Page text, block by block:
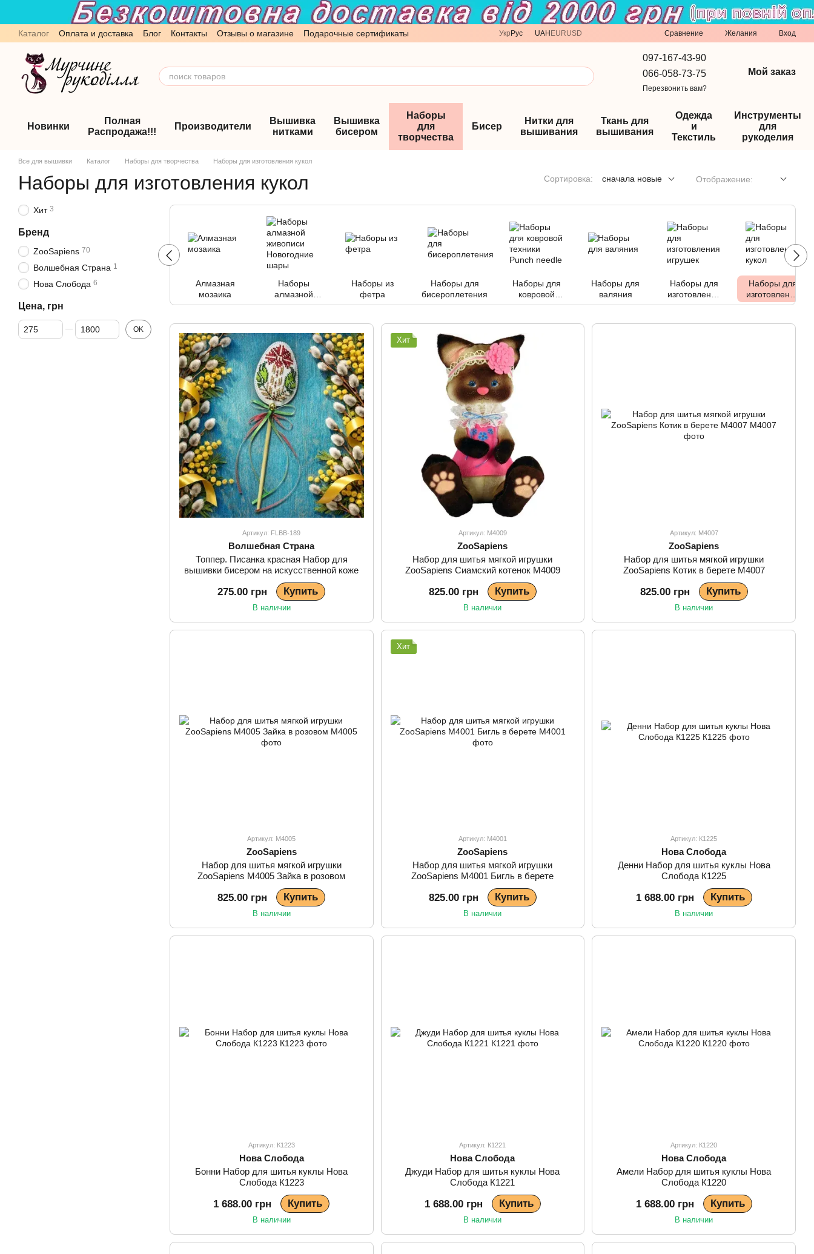
Перейти к основному контенту
Каталог Оплата и доставка Блог Контакты Отзывы о магазине
Подарочные сертификаты
Обмен и возврат
Пользовательское соглашение
Укр Рус UAH EURUSD Сравнение Желания Вход
097-167-43-90
066-058-73-75
Перезвонить вам?
Мой заказ
Новинки
Полная
Распродажа!!!
Производители
Вышивка
нитками
Вышивка
бисером
Наборы
для
творчества
Бисер
Нитки для
вышивания
Ткань для
вышивания
Одежда
и
Текстиль
Инструменты
для
рукоделия
Все для вышивки Каталог Наборы для творчества Наборы для изготовления кукол
Наборы для изготовления кукол Сортировка: сначала новые Отображение:
Алмазная
мозаика
Наборы
алмазной
живописи
шары
Наборы из
фетра
Наборы для
бисероплетения
Наборы для
ковровой
техники Punch
Наборы для
валяния
Наборы для
изготовления
игрушек
Наборы для
изготовления
кукол
Артикул: FLBB-189
Волшебная Страна
Топпер. Писанка красная Набор для
вышивки бисером на искусственной коже
Wonderland Сrafts FLBB-189
275.00 грн Купить
В наличии
Хит
Артикул: М4009
ZooSapiens
Набор для шитья мягкой игрушки
ZooSapiens Сиамский котенок М4009
825.00 грн Купить
В наличии
Артикул: М4007
ZooSapiens
Набор для шитья мягкой игрушки
ZooSapiens Котик в берете М4007
825.00 грн Купить
В наличии
Артикул: М4005
ZooSapiens
Набор для шитья мягкой игрушки
ZooSapiens М4005 Зайка в розовом
825.00 грн Купить
В наличии
Хит
Артикул: М4001
ZooSapiens
Набор для шитья мягкой игрушки
ZooSapiens М4001 Бигль в берете
825.00 грн Купить
В наличии
Артикул: К1225
Нова Слобода
Денни Набор для шитья куклы Нова
Слобода К1225
1 688.00 грн Купить
В наличии
Артикул: К1223
Нова Слобода
Бонни Набор для шитья куклы Нова
Слобода К1223
1 688.00 грн Купить
В наличии
Артикул: К1221
Нова Слобода
Джуди Набор для шитья куклы Нова
Слобода К1221
1 688.00 грн Купить
В наличии
Артикул: К1220
Нова Слобода
Амели Набор для шитья куклы Нова
Слобода К1220
1 688.00 грн Купить
В наличии
Хит 3
Бренд
ZooSapiens 70
Волшебная Страна 1
Нова Слобода 6
Цена, грн
От Цена, грн
До Цена, грн OK